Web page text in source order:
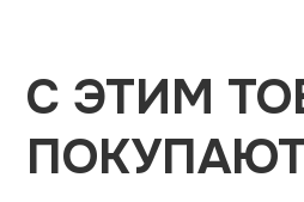
С ЭТИМ